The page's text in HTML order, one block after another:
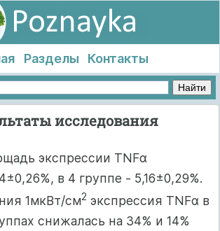
Разделы Контакты
исследования
экспрессии TNFα
в 4 группе - 5,16±0,29%.
1мкВт/см2 экспрессия TNFα в
снижалась на 34% и 14%